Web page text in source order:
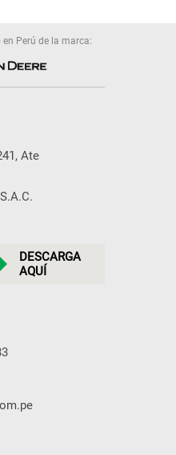
en Perú de la marca:
Ate
DESCARGA
AQUÍ